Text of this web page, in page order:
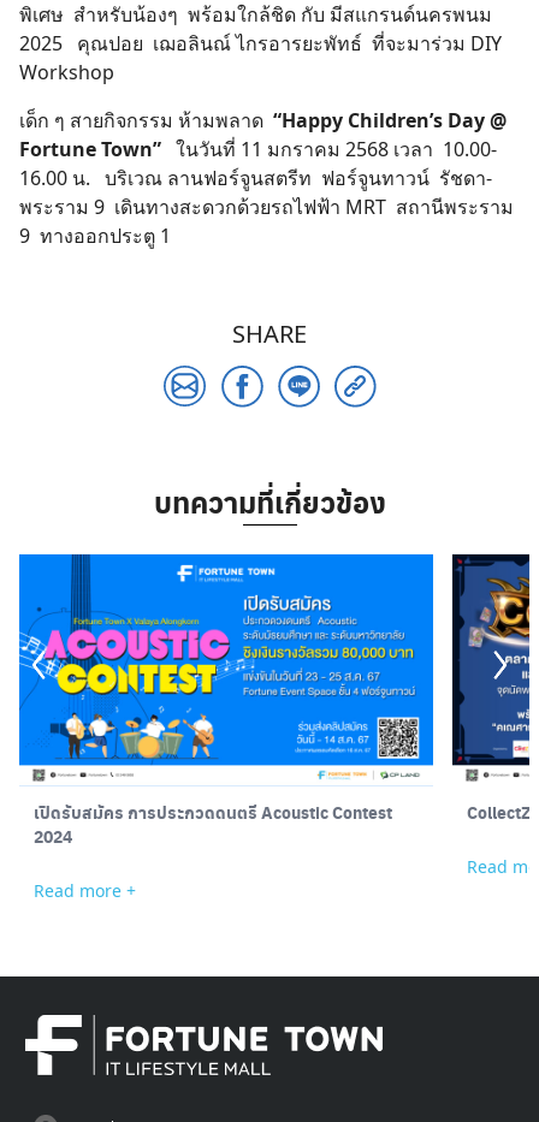
Search
for:
พิเศษ สำหรับน้องๆ พร้อมใกล้ชิด กับ มีสแกรนด์นครพนม
2025 คุณปอย เฌอลินณ์ ไกรอารยะพัทธ์ ที่จะมาร่วม DIY
Workshop
เด็ก ๆ สายกิจกรรม ห้ามพลาด “Happy Children’s Day @
Fortune Town” ในวันที่ 11 มกราคม 2568 เวลา 10.00-
16.00 น. บริเวณ ลานฟอร์จูนสตรีท ฟอร์จูนทาวน์ รัชดา-
พระราม 9 เดินทางสะดวกด้วยรถไฟฟ้า MRT สถานีพระราม
9 ทางออกประตู 1
SHARE
บทความที่เกี่ยวข้อง
เปิดรับสมัคร การประกวดดนตรี Acoustic Contest
2024
Read more +
CollectZ
Read